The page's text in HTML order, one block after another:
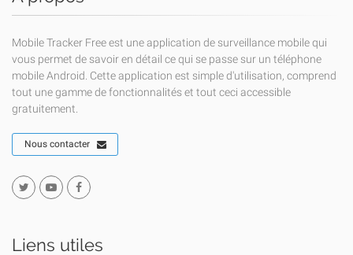
Mobile Tracker Free est une application de surveillance mobile qui
vous permet de savoir en détail ce qui se passe sur un téléphone
mobile Android. Cette application est simple d'utilisation, comprend
tout une gamme de fonctionnalités et tout ceci accessible
gratuitement.
Nous contacter
Liens utiles